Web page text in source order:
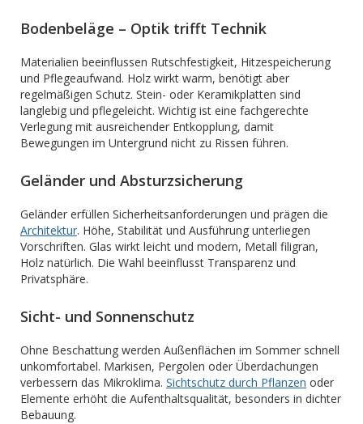
Bodenbeläge – Optik trifft Technik
Materialien beeinflussen Rutschfestigkeit, Hitzespeicherung
und Pflegeaufwand. Holz wirkt warm, benötigt aber
regelmäßigen Schutz. Stein- oder Keramikplatten sind
langlebig und pflegeleicht. Wichtig ist eine fachgerechte
Verlegung mit ausreichender Entkopplung, damit
Bewegungen im Untergrund nicht zu Rissen führen.
Geländer und Absturzsicherung
Geländer erfüllen Sicherheitsanforderungen und prägen die
Architektur. Höhe, Stabilität und Ausführung unterliegen
Vorschriften. Glas wirkt leicht und modern, Metall filigran,
Holz natürlich. Die Wahl beeinflusst Transparenz und
Privatsphäre.
Sicht- und Sonnenschutz
Ohne Beschattung werden Außenflächen im Sommer schnell
unkomfortabel. Markisen, Pergolen oder Überdachungen
verbessern das Mikroklima. Sichtschutz durch Pflanzen oder
Elemente erhöht die Aufenthaltsqualität, besonders in dichter
Bebauung.